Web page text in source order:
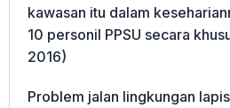
kawasan itu dalam
10 personil PPSU secara
2016)
Problem jalan lingkungan